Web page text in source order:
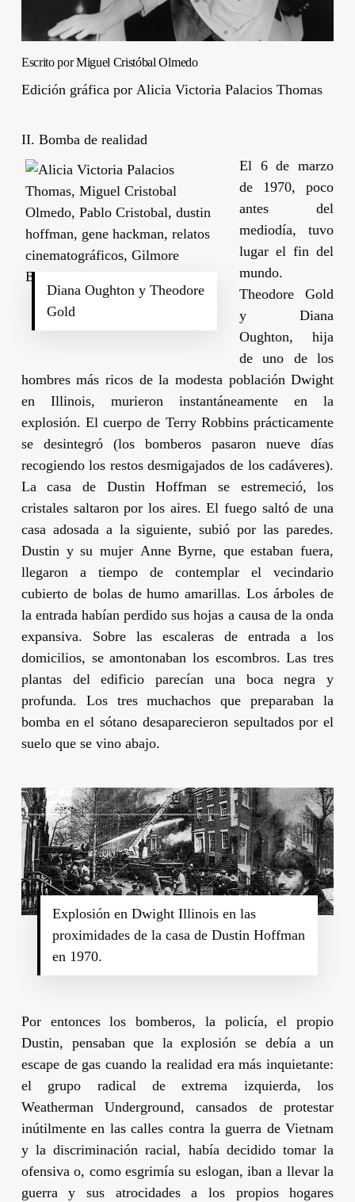
Escrito porMiguel Cristóbal Olmedo
Edición gráfica por Alicia Victoria Palacios Thomas
II. Bomba de realidad
Diana Oughton y Theodore
Gold
El 6 de marzo
de 1970, poco
antes del
mediodía, tuvo
lugar el fin del
mundo.
Theodore Gold
yDiana
Oughton, hija
de uno de los
hombres más ricos de la modesta población Dwight
en Illinois, murieron instantáneamente en la
explosión. El cuerpo de Terry Robbinsprácticamente
se desintegró (los bomberos pasaron nueve días
recogiendo los restos desmigajados de los cadáveres).
La casa de Dustin Hoffman se estremeció, los
cristales saltaron por los aires. El fuego saltó de una
casa adosada a la siguiente, subió por las paredes.
Dustin y su mujer Anne Byrne, que estaban fuera,
llegaron a tiempo de contemplar el vecindario
cubierto de bolas de humo amarillas. Los árboles de
la entrada habían perdido sus hojas a causa de la onda
expansiva. Sobre las escaleras de entrada a los
domicilios, se amontonaban los escombros. Las tres
plantas del edificio parecían una boca negra y
profunda. Los tres muchachos que preparaban la
bomba en el sótano desaparecieron sepultados por el
suelo que se vino abajo.
Explosión en Dwight Illinois en las
proximidades de la casa de Dustin Hoffman
en 1970.
Por entonces los bomberos, la policía, el propio
Dustin, pensaban que la explosión se debía a un
escape de gas cuando la realidad era más inquietante:
el grupo radical de extrema izquierda, los
Weatherman Underground, cansados de protestar
inútilmente en las calles contra la guerra de Vietnam
y la discriminación racial, había decidido tomar la
ofensiva o, como esgrimía su eslogan, iban a llevar la
guerra y sus atrocidades a los propios hogares